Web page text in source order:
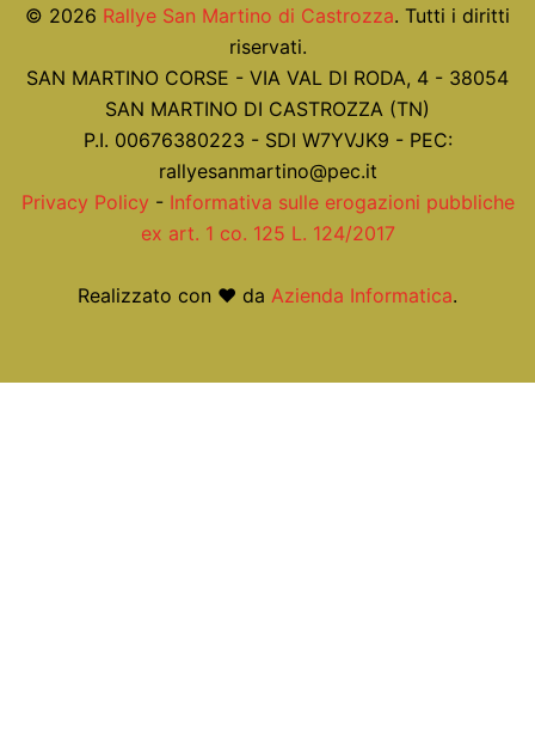
© 2026 Rallye San Martino di Castrozza. Tutti i diritti
riservati.
SAN MARTINO CORSE - VIA VAL DI RODA, 4 - 38054
SAN MARTINO DI CASTROZZA (TN)
P.I. 00676380223 - SDI W7YVJK9 - PEC:
rallyesanmartino@pec.it
Privacy Policy - Informativa sulle erogazioni pubbliche
ex art. 1 co. 125 L. 124/2017
Realizzato con ❤ da Azienda Informatica.